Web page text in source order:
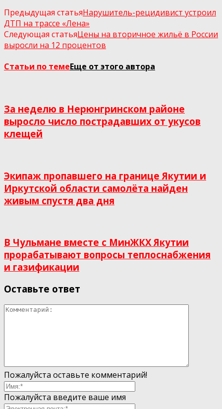
Предыдущая статьяНарушитель-рецидивист устроил
ДТП на трассе «Лена»
Следующая статьяЦены на вторичное жильё в России
выросли на 12 процентов
Статьи по темеЕще от этого автора
За неделю в Нерюнгринском районе
выросло число пострадавших от укусов
клещей
Экипаж пропавшего на границе Якутии и
Иркутской области самолёта найден
живым спустя два дня
В Чульмане вместе с МинЖКХ Якутии
прорабатывают вопросы теплоснабжения
и газификации
Оставьте ответ
Пожалуйста оставьте комментарий!
Пожалуйста введите ваше имя